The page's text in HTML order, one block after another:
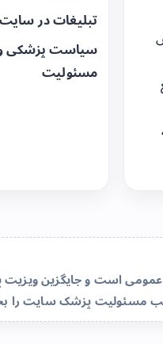
تبلیغات در سایت
سیاست پزشکی
مسئولیت
است و جایگزین
مسئولیت پزشک سایترا